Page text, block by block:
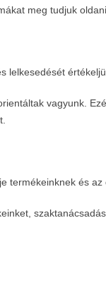
meg tudjuk oldani.
lelkesedését
vagyunk.
termékeinknek és az